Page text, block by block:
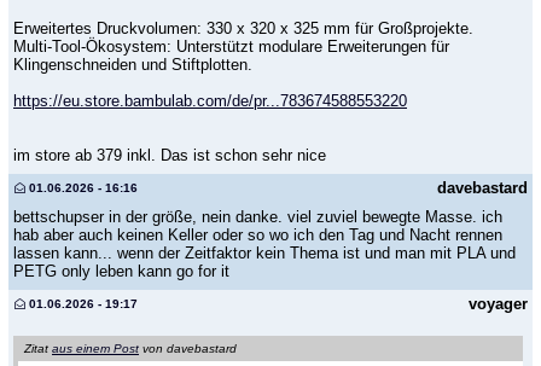
Erweitertes Druckvolumen: 330 x 320 x 325 mm für Großprojekte.
Multi-Tool-Ökosystem: Unterstützt modulare Erweiterungen für
Klingenschneiden und Stiftplotten.
https://eu.store.bambulab.com/de/pr...783674588553220
im store ab 379 inkl. Das ist schon sehr nice
davebastard
01.06.2026 - 16:16
bettschupser in der größe, nein danke. viel zuviel bewegte Masse. ich
hab aber auch keinen Keller oder so wo ich den Tag und Nacht rennen
lassen kann... wenn der Zeitfaktor kein Thema ist und man mit PLA und
PETG only leben kann go for it
voyager
01.06.2026 - 19:17
Zitat aus einem Post von davebastard